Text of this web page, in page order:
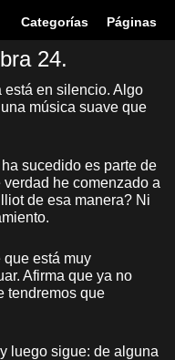
Categorías Páginas
24.
está en silencio. Algo
música suave que
sucedido es parte de
he comenzado a
de esa manera? Ni
que está muy
Afirma que ya no
tendremos que
luego sigue: de alguna